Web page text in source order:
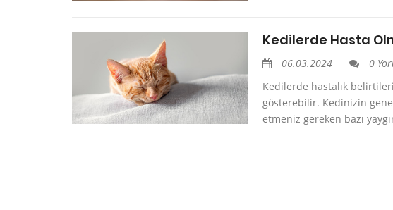
Kedilerde Hasta
06.03.2024
0
Kedilerde hastalık
gösterebilir. Kedinizin
etmeniz gereken bazı